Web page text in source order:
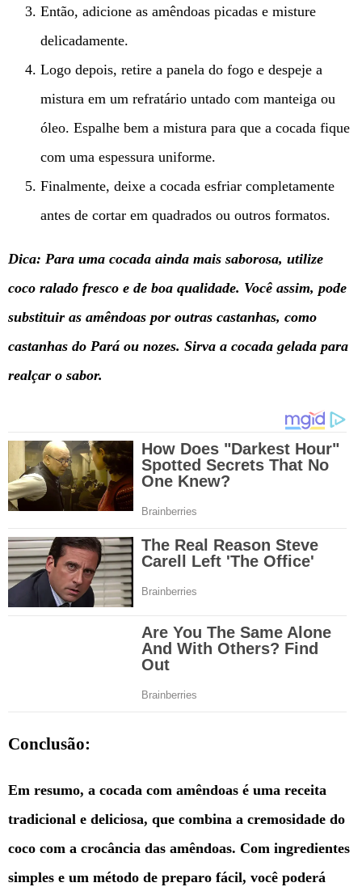
Então, adicione as amêndoas picadas e misture
delicadamente.
Logo depois, retire a panela do fogo e despeje a
mistura em um refratário untado com manteiga ou
óleo. Espalhe bem a mistura para que a cocada fique
com uma espessura uniforme.
Finalmente, deixe a cocada esfriar completamente
antes de cortar em quadrados ou outros formatos.
Dica: Para uma cocada ainda mais saborosa, utilize
coco ralado fresco e de boa qualidade. Você assim, pode
substituir as amêndoas por outras castanhas, como
castanhas do Pará ou nozes. Sirva a cocada gelada para
realçar o sabor.
Conclusão:
Em resumo, a cocada com amêndoas é uma receita
tradicional e deliciosa, que combina a cremosidade do
coco com a crocância das amêndoas. Com ingredientes
simples e um método de preparo fácil, você poderá